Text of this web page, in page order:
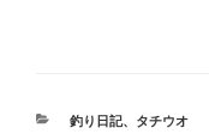
カ
釣り日記、 タチウオ